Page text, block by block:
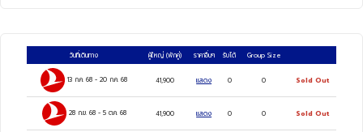
วันที่เดินทาง ผู้ใหญ่(พักคู่) ราคาอื่นๆ รับได้ Group Size
13 ก.ค. 68 -20 ก.ค. 68 41,900 แสดง 0 0 Sold Out
28 ก.ย. 68- 5 ต.ค. 68 41,900 แสดง 0 0 Sold Out